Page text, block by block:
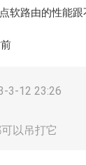
软路由的性能
3-12 23:26
以吊打它